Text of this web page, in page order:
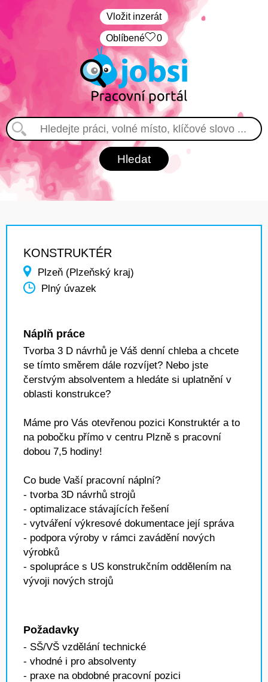
Vložit inzerát
Oblíbené 0
KONSTRUKTÉR
Plzeň (Plzeňský kraj)
Plný úvazek
Náplň práce
Tvorba 3 D návrhů je Váš denní chleba a chcete
se tímto směrem dále rozvíjet? Nebo jste
čerstvým absolventem a hledáte si uplatnění v
oblasti konstrukce?
Máme pro Vás otevřenou pozici Konstruktér a to
na pobočku přímo v centru Plzně s pracovní
dobou 7,5 hodiny!
Co bude Vaší pracovní náplní?
- tvorba 3D návrhů strojů
- optimalizace stávajících řešení
- vytváření výkresové dokumentace její správa
- podpora výroby v rámci zavádění nových
výrobků
- spolupráce s US konstrukčním oddělením na
vývoji nových strojů
Požadavky
- SŠ/VŠ vzdělání technické
- vhodné i pro absolventy
- praxe na obdobné pracovní pozici